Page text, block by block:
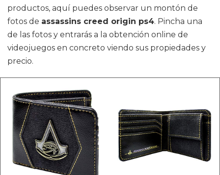
productos, aquí puedes observar un montón de
fotos de assassins creed origin ps4. Pincha una
de las fotos y entrarás a la obtención online de
videojuegos en concreto viendo sus propiedades y
precio.